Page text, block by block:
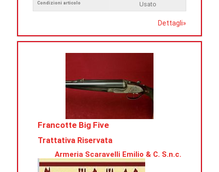
Condizioni articolo
Usato
Dettagli»
Francotte Big Five
Trattativa Riservata
Armeria Scaravelli Emilio & C. S.n.c.